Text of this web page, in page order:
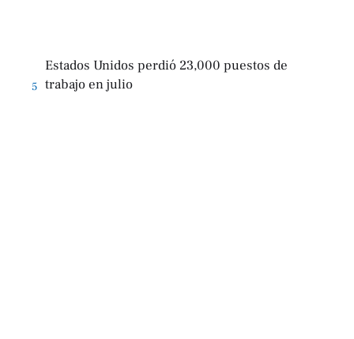
5
Estados Unidos perdió 23,000 puestos de
trabajo en julio